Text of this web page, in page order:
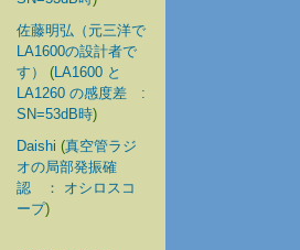
佐藤明弘（元三洋で
LA1600の設計者で
す）
(LA1600 と
LA1260 の感度差 :
SN=53dB時)
Daishi (真空管ラジ
オの局部発振確
認 ： オシロスコ
ープ)